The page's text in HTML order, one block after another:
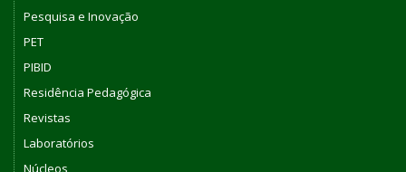
Pesquisa e Inovação
PET
PIBID
Residência Pedagógica
Revistas
Laboratórios
Núcleos